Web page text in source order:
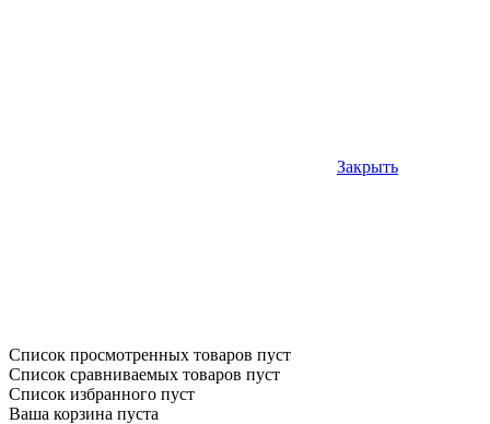
Закрыть
Список просмотренных товаров пуст
Список сравниваемых товаров пуст
Список избранного пуст
Ваша корзина пуста